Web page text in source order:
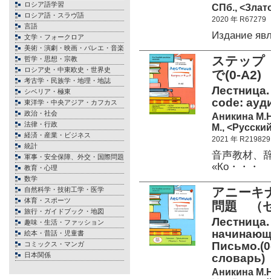
ロシア語学習
ロシア語・スラヴ語
言語
文学・フォークロア
美術・演劇・映画・バレエ・音楽
哲学・思想・宗教
ロシア史・中東欧史・世界史
考古学・民族学・地理・地誌
シベリア・極東
東洋学・中央アジア・カフカス
政治・社会
法律・行政
経済・産業・ビジネス
統計
軍事・安全保障、外交・国際問題
教育・心理
数学
自然科学・技術工学・医学
体育・スポーツ
旅行・ガイドブック・地図
趣味・生活・ファッション
絵本・昔話・児童書
コミックス・マンガ
日本関係
СПб.,
2020 年 R67279
Издание
ステッ
で(0-A2)
code:
Аникина
М.,
2021 年 R219829
音声教材、
«Ко・・・
アニー
問題 （
словарь)
Аникина